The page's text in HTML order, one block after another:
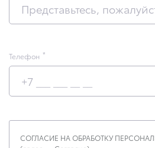
Телефон
СОГЛАСИЕ НА ОБРАБОТКУ